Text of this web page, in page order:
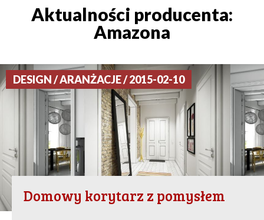
Aktualności producenta:
Amazona
DESIGN / ARANŻACJE / 2015-02-10
Domowy korytarz z pomysłem